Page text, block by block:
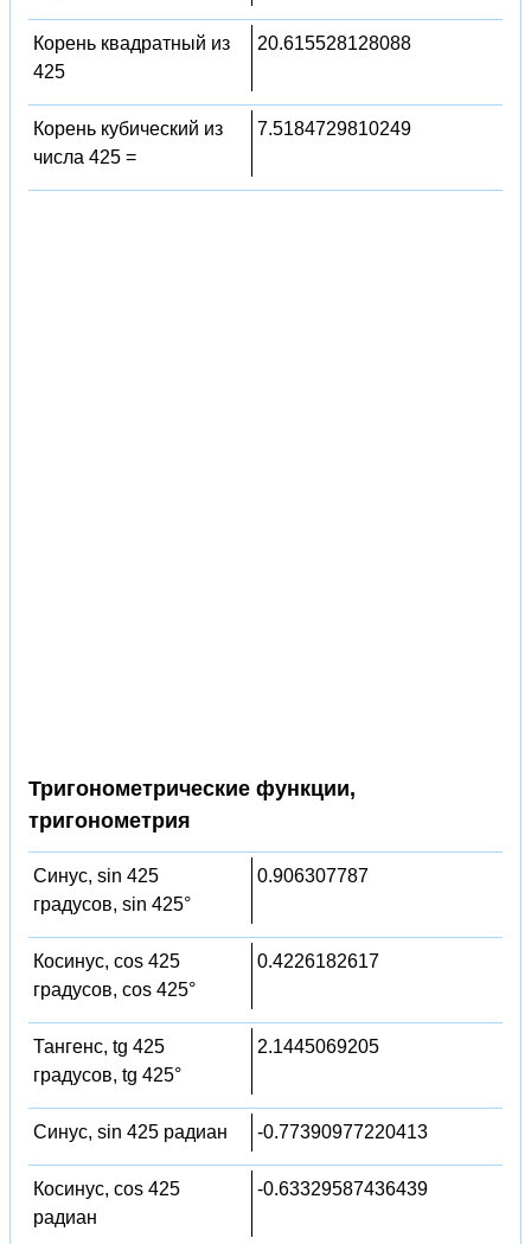
Корень квадратный из
425
20.615528128088
Корень кубический из
числа 425 =
7.5184729810249
Тригонометрические функции,
тригонометрия
Синус, sin 425
градусов, sin 425°
0.906307787
Косинус, cos 425
градусов, cos 425°
0.4226182617
Тангенс, tg 425
градусов, tg 425°
2.1445069205
Синус, sin 425 радиан -0.77390977220413
Косинус, cos 425
радиан
-0.63329587436439